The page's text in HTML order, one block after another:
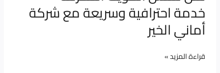
خدمة احترافية وسريعة مع شركة
أماني الخير
الخير
قراءة المزيد »